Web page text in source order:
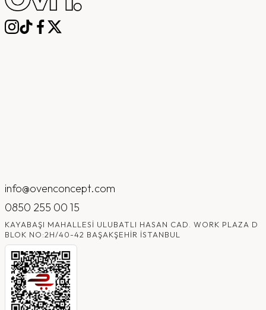
info@ovenconcept.com
0850 255 00 15
KAYABAŞI MAHALLESI ULUBATLI HASAN CAD. WORK PLAZA D
BLOK NO:2H/40-42 BAŞAKŞEHIR İSTANBUL